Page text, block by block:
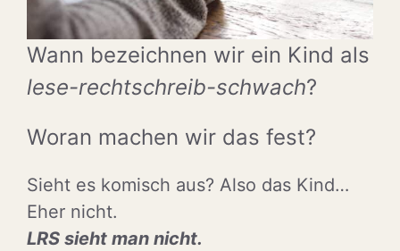
Wann bezeichnen wir ein Kind als
lese-rechtschreib-schwach?
Woran machen wir das fest?
Sieht es komisch aus? Also das Kind…
Eher nicht.
LRS sieht man nicht.